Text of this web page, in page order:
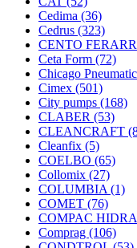
Cedima (36)
Cedrus (323)
CENTO
Ceta Form (72)
Chicago Pneumatic
Cimex (501)
City pumps (168)
CLABER (53)
CLEANCRAFT
Cleanfix (5)
COELBO (65)
Collomix (27)
COLUMBIA (1)
COMET (76)
COMPAC
Comprag (106)